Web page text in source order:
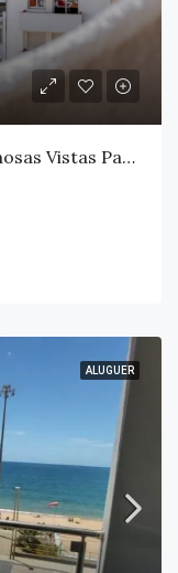
Linda Propriedade Com Maravilhosas Vistas Para O Mar
ALUGUER